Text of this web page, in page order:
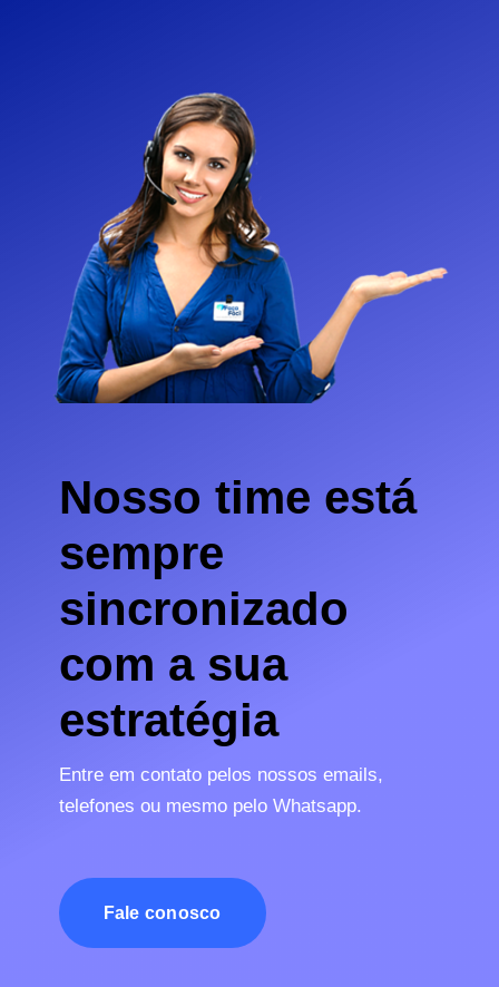
Nosso time está
sempre
sincronizado
com a sua
estratégia
Entre em contato pelos nossos emails,
telefones ou mesmo pelo Whatsapp.
Fale conosco